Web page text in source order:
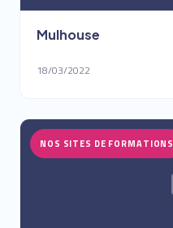
Mulhouse
18/03/2022
NOS SITES DE FORMATIONS